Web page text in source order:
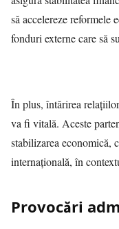
să accelereze reformele
fonduri externe care să
În plus, întărirea
va fi vitală. Aceste
stabilizarea economică,
internațională, în
Provocări